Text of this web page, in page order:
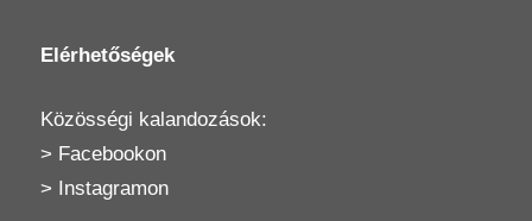
Elérhetőségek
Közösségi kalandozások:
> Facebookon
>
Instagramon